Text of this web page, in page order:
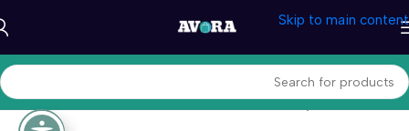
Skip to main content
עמוד הבית/משחקים וצעצעים/צעצועי ספורט